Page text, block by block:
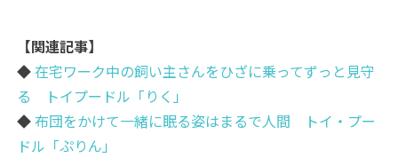
【関連記事】
◆在宅ワーク中の飼い主さんをひざに乗ってずっと見守
る トイプードル「りく」
◆布団をかけて一緒に眠る姿はまるで人間 トイ・プー
ドル「ぷりん」